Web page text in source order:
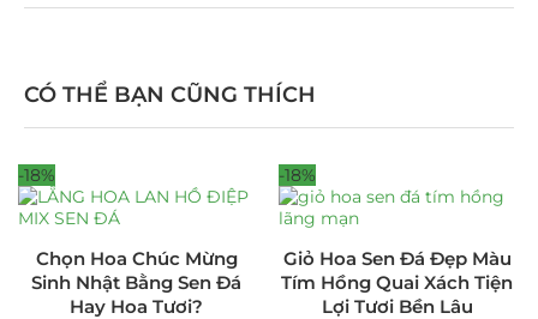
CÓ THỂ BẠN CŨNG THÍCH
-18%
Chọn Hoa Chúc Mừng
Sinh Nhật Bằng Sen Đá
Hay Hoa Tươi?
-18%
Giỏ Hoa Sen Đá Đẹp Màu
Tím Hồng Quai Xách Tiện
Lợi Tươi Bền Lâu